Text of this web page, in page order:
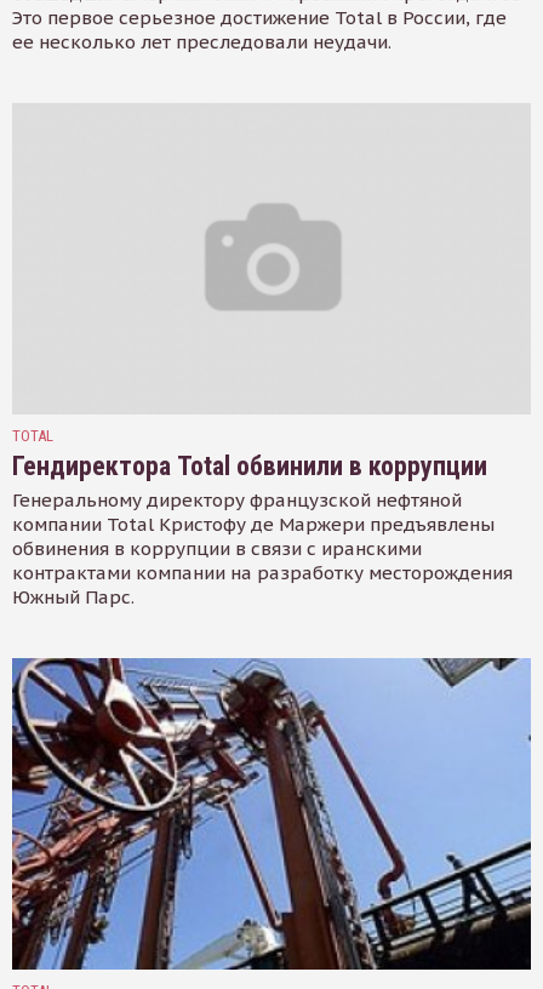
Это первое серьезное достижение Total в России, где
ее несколько лет преследовали неудачи.
TOTAL
Гендиректора Total обвинили в коррупции
Генеральному директору французской нефтяной
компании Total Кристофу де Маржери предъявлены
обвинения в коррупции в связи с иранскими
контрактами компании на разработку месторождения
Южный Парс.